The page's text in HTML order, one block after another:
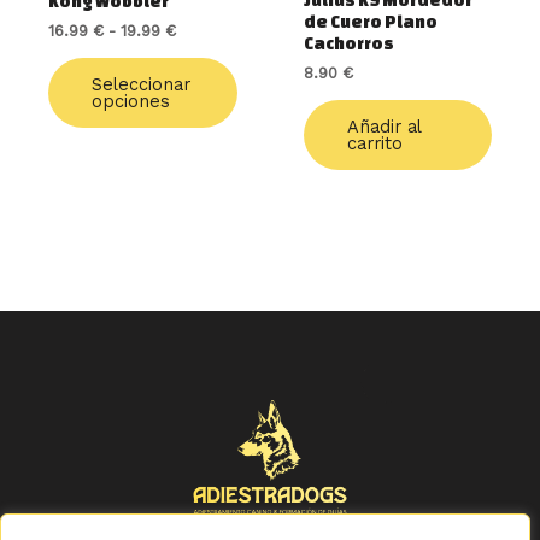
16.99 € - 19.99 €
Seleccionar
opciones
de
producto
de Cuero Plano
Cachorros
8.90 €
Añadir al
carrito